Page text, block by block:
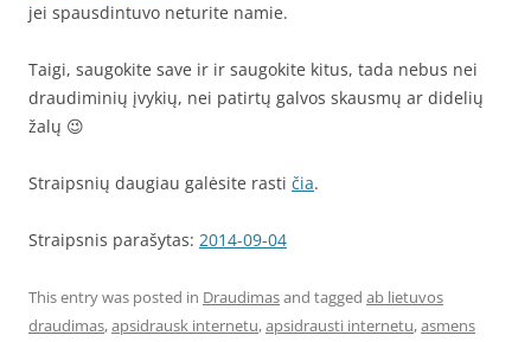
jei spausdintuvo neturite namie.
Taigi, saugokite save ir ir saugokite kitus, tada nebus nei
draudiminių įvykių, nei patirtų galvos skausmų ar didelių
žalų 😉
Straipsnių daugiau galėsite rasti čia.
Straipsnis parašytas: 2014-09-04
This entry was posted in Draudimasand tagged ab lietuvos
draudimas,apsidrausk internetu,apsidrausti internetu,asmens